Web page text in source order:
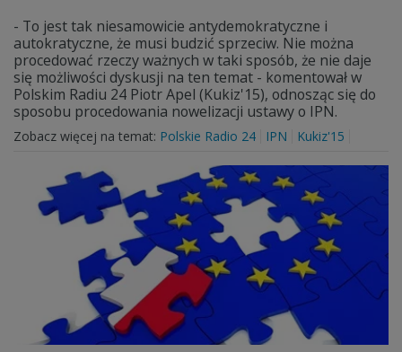
- To jest tak niesamowicie antydemokratyczne i
autokratyczne, że musi budzić sprzeciw. Nie można
procedować rzeczy ważnych w taki sposób, że nie daje
się możliwości dyskusji na ten temat - komentował w
Polskim Radiu 24 Piotr Apel (Kukiz'15), odnosząc się do
sposobu procedowania nowelizacji ustawy o IPN.
Zobacz więcej na temat: Polskie Radio 24 IPN Kukiz'15